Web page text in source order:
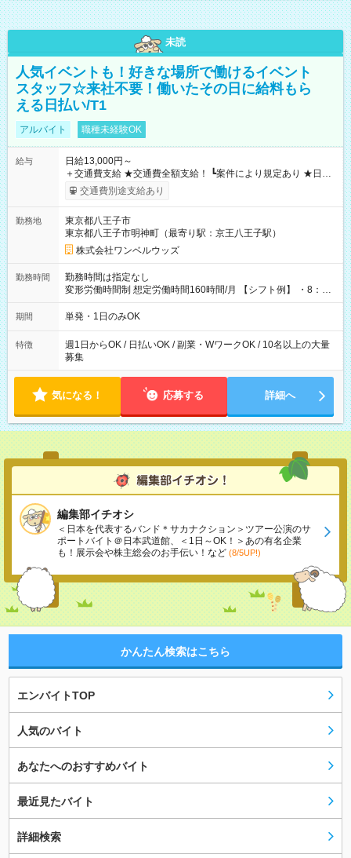
未読
人気イベントも！好きな場所で働けるイベント
スタッフ☆来社不要！働いたその日に給料もら
える日払い/T1
アルバイト 職種未経験OK
給与
日給13,000円～
＋交通費支給 ★交通費全額支給！ ┗案件により規定あり ★日払
いOK！（規定あり） ┗働いたその日に現金GET♪ お仕事後はコ
ンビニATMから 日払い分を引き落とせます！ 【試用期間】試
交通費別途支給あり
勤務地
東京都八王子市
東京都八王子市明神町（最寄り駅：京王八王子駅）
株式会社ワンベルウッズ
勤務時間
勤務時間は指定なし
変形労働時間制 想定労働時間160時間/月 【シフト例】 ・8：00
～21：00
期間 単発・1日のみOK
特徴
週1日からOK / 日払いOK / 副業・WワークOK / 10名以上の大量
募集
気になる！ 応募する 詳細へ
編集部イチオシ
＜日本を代表するバンド＊サカナクション＞ツアー公演のサ
ポートバイト＠日本武道館、＜1日～OK！＞あの有名企業
も！展示会や株主総会のお手伝い！など (8/5UP!)
かんたん検索はこちら
エンバイトTOP
人気のバイト
あなたへのおすすめバイト
最近見たバイト
詳細検索